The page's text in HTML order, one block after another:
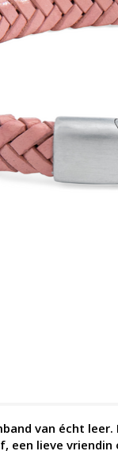
van écht
een lieve